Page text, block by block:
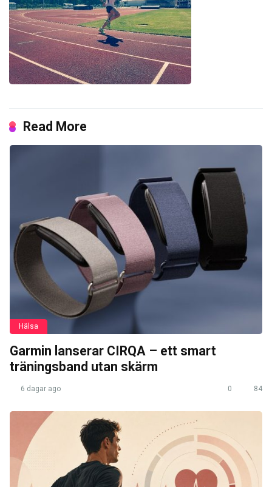
Read More
Hälsa
Garmin lanserar CIRQA – ett smart
träningsband utan skärm
6 dagar ago 0 84